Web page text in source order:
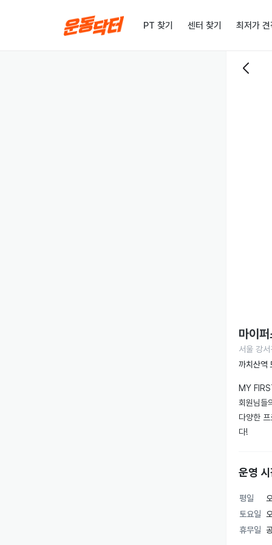
PT 찾기 센터 찾기 최저가
마이
서울 강
까치산역
MY
회원님들
다양한
운영
평일
토요일
휴무일